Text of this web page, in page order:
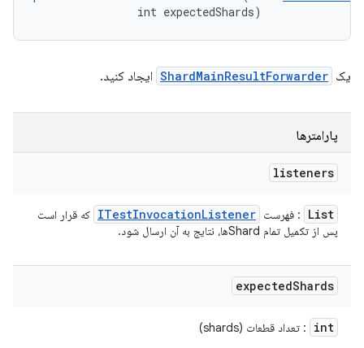
                int expectedShards)
یک ShardMainResultForwarder ایجاد کنید.
پارامترها
listeners
List : فهرست ITestInvocationListener
که قرار است
پس از تکمیل تمام Shardها، نتایج به آن ارسال شود.
expectedShards
int : تعداد قطعات (shards)